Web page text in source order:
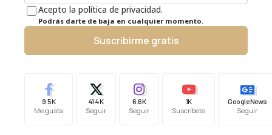
Acepto la política de privacidad.
Podrás darte de baja en cualquier momento.
Suscribirme gratis
9.5K
Me gusta
41.4K
Seguir
6.6K
Seguir
1K
Suscríbete
Google News
Seguir